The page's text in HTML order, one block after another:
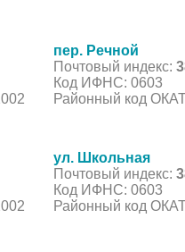
пер. Речной
Почтовый индекс:
Код ИФНС: 0603
Районный код
ул. Школьная
Почтовый индекс:
Код ИФНС: 0603
Районный код